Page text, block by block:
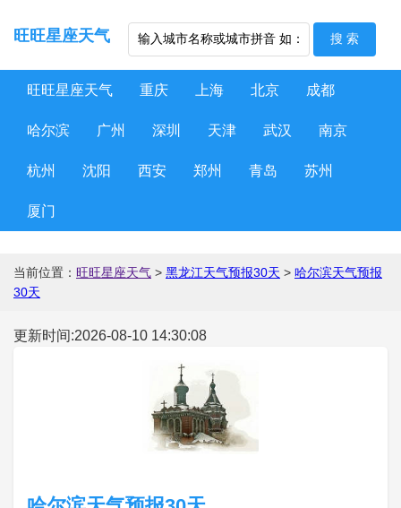
旺旺星座天气
旺旺星座天气 重庆 上海 北京 成都
哈尔滨 广州 深圳 天津 武汉 南京
杭州 沈阳 西安 郑州 青岛 苏州
厦门
当前位置： 旺旺星座天气 > 黑龙江天气预报30天 > 哈尔滨天气预报
30天
更新时间:2026-08-10 14:30:08